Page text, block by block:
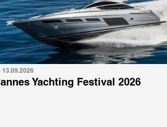
13.09.2026
Yachting Festival 2026